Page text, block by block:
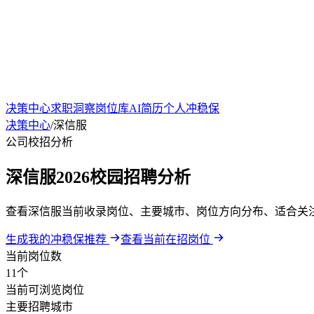
决策中心求职洞察岗位库AI简历个人冲稳保
决策中心/深信服
公司校招分析
深信服2026校园招聘分析
查看深信服当前收录岗位、主要城市、岗位方向分布、适合关
生成我的冲稳保推荐
查看当前在招岗位
当前岗位数
11个
当前可浏览岗位
主要招聘城市